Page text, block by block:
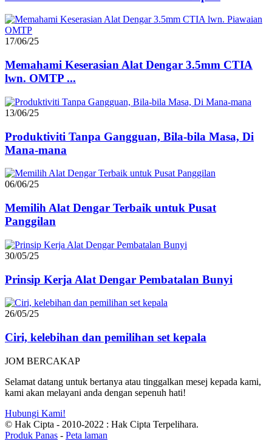
17/06/25
Memahami Keserasian Alat Dengar 3.5mm CTIA
lwn. OMTP ...
13/06/25
Produktiviti Tanpa Gangguan, Bila-bila Masa, Di
Mana-mana
06/06/25
Memilih Alat Dengar Terbaik untuk Pusat
Panggilan
30/05/25
Prinsip Kerja Alat Dengar Pembatalan Bunyi
26/05/25
Ciri, kelebihan dan pemilihan set kepala
JOM BERCAKAP
Selamat datang untuk bertanya atau tinggalkan mesej kepada kami,
kami akan melayani anda dengan sepenuh hati!
Hubungi Kami!
© Hak Cipta - 2010-2022 : Hak Cipta Terpelihara.
Produk Panas - Peta laman